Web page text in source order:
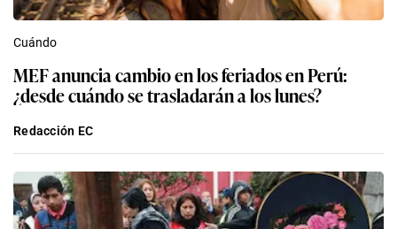
Cuándo
MEF anuncia cambio en los feriados en Perú:
¿desde cuándo se trasladarán a los lunes?
Redacción EC